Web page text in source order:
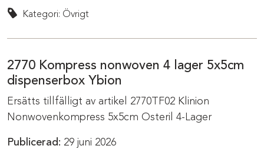
Kategori: Övrigt
2770 Kompress nonwoven 4 lager 5x5cm
dispenserbox Ybion
Ersätts tillfälligt av artikel 2770TF02 Klinion
Nonwovenkompress 5x5cm Osteril 4-Lager
Publicerad: 29 juni 2026